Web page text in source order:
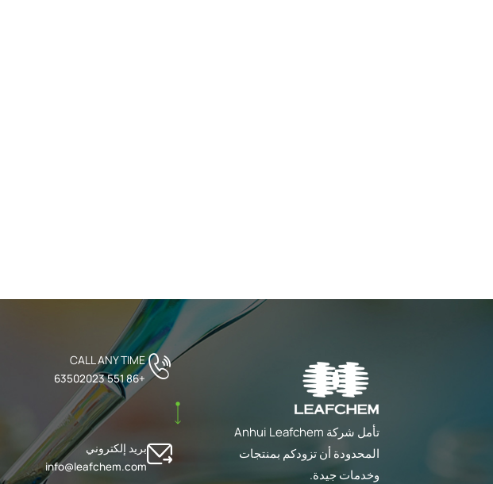
تأمل شركة Anhui Leafchem
المحدودة أن تزودكم بمنتجات
وخدمات جيدة.
CALL ANY TIME
+86 551 63502023
بريد إلكتروني
info@leafchem.com